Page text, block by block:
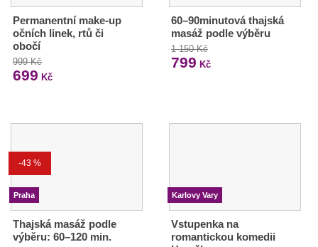
Permanentní make-up
očních linek, rtů či
obočí
999 Kč
699 Kč
60–90minutová thajská
masáž podle výběru
1 150 Kč
799 Kč
-43 %
Praha
Thajská masáž podle
výběru: 60–120 min.
Karlovy Vary
Vstupenka na
romantickou komedii